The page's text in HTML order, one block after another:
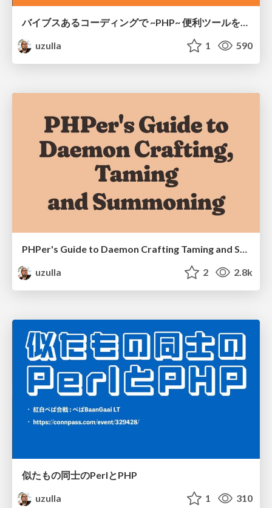
バイブスあるコーディングで ~PHP~ 便利ツールをつくるプラクティス
uzulla
1 590
uzulla
2 2.8k
似たもの同士のPerlとPHP
uzulla
1 310